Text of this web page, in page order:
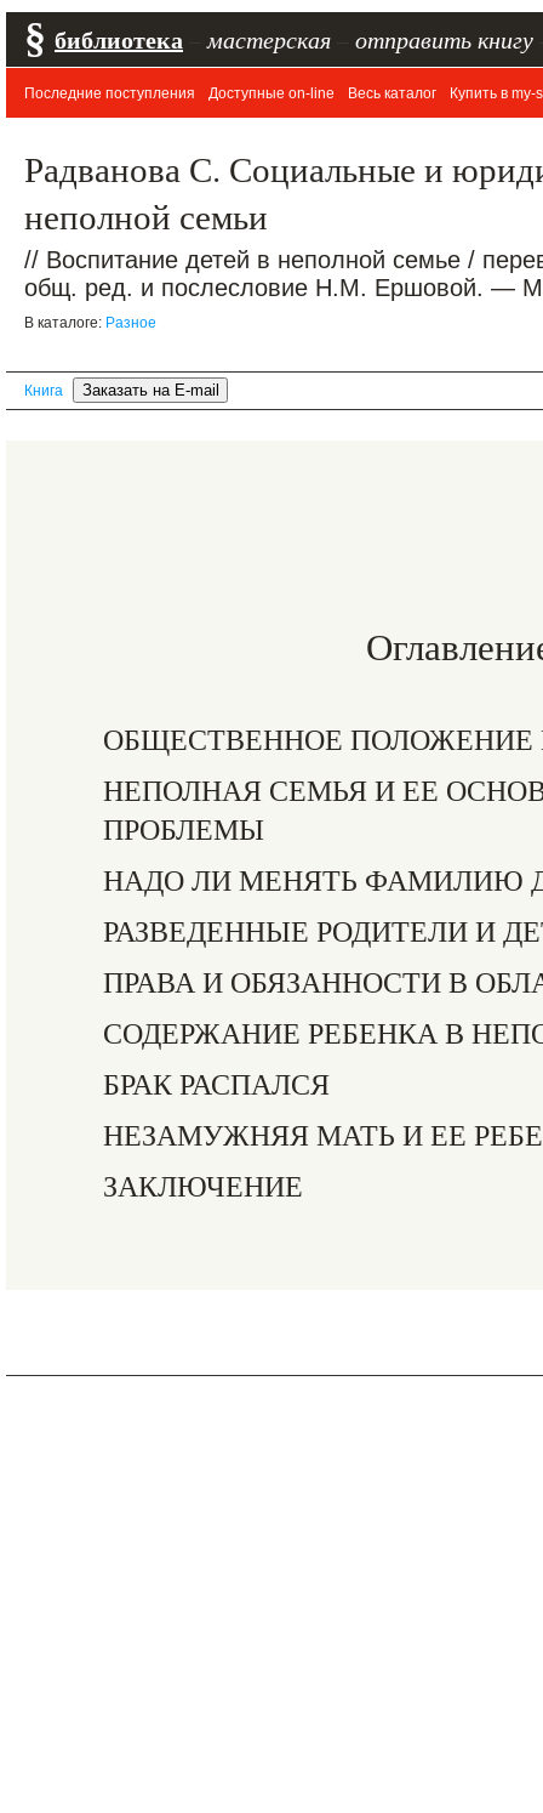
§ библиотека мастерская отправить книгу
Последние поступления Доступные on-line Весь каталог Купить в my-
Радванова С. Социальные и
неполной семьи
// Воспитание детей в неполной семье /
общ. ред. и послесловие Н.М. Ершовой. —
В каталоге: Разное
Книга
ОБЩЕСТВЕННОЕ
НЕПОЛНАЯ СЕМЬЯ И ЕЕ
ПРОБЛЕМЫ
НАДО ЛИ МЕНЯТЬ ФАМИЛИЮ
РАЗВЕДЕННЫЕ РОДИТЕЛИ И
ПРАВА И ОБЯЗАННОСТИ В
СОДЕРЖАНИЕ РЕБЕНКА В
БРАК РАСПАЛСЯ
НЕЗАМУЖНЯЯ МАТЬ И ЕЕ
ЗАКЛЮЧЕНИЕ